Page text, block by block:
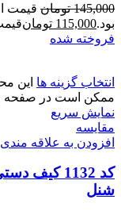
145,000 تومان
بود.115,000 تومانقیمت
فروخته شده
انتخاب گزینه ها این
ممکن است در صفحه
نمایش سریع
مقايسه
افزودن به علاقه مندی
کد 1132
شنل